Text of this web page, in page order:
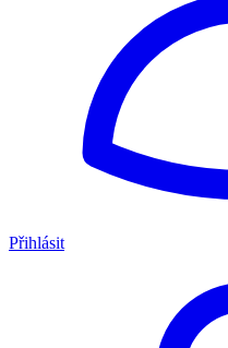
Přihlásit